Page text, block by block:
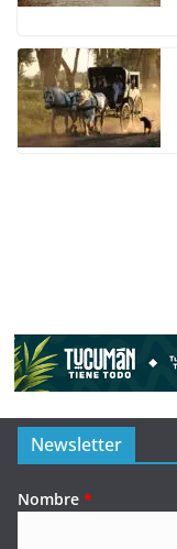
Newsletter
Nombre *